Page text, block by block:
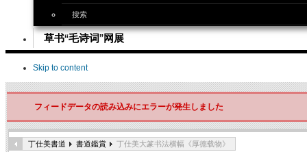
搜索
草书“毛诗词”网展
Skip to content
フィードデータの読み込みにエラーが発生しました
丁仕美書道 書道鑑賞 丁仕美大篆书法横幅《厚德载物》